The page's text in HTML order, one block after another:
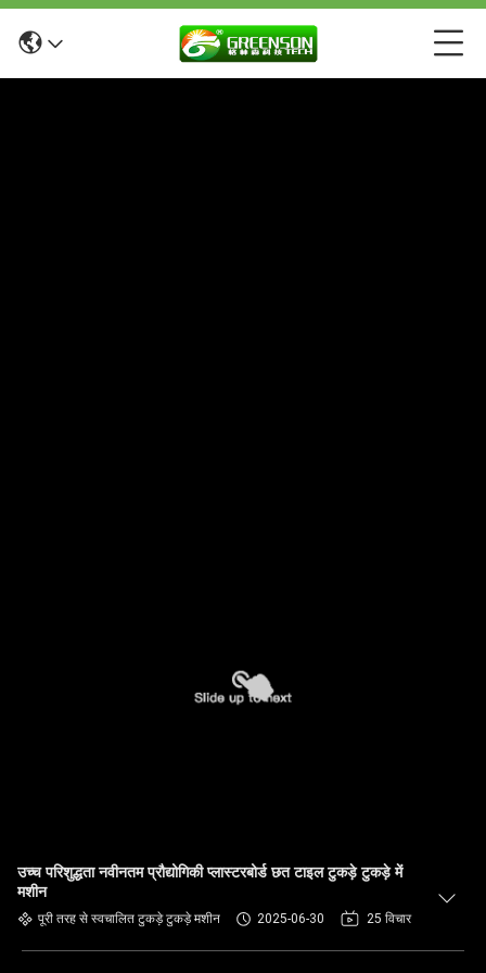
उच्च परिशुद्धता नवीनतम प्रौद्योगिकी प्लास्टरबोर्ड छत टाइल टुकड़े टुकड़े में
मशीन
पूरी तरह से स्वचालित टुकड़े टुकड़े मशीन 2025-06-30 25 विचार